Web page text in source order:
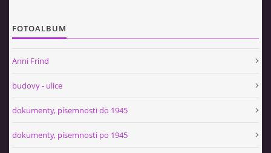
FOTOALBUM
Anni Frind
budovy - ulice
dokumenty, písemnosti do 1945
dokumenty, písemnosti po 1945